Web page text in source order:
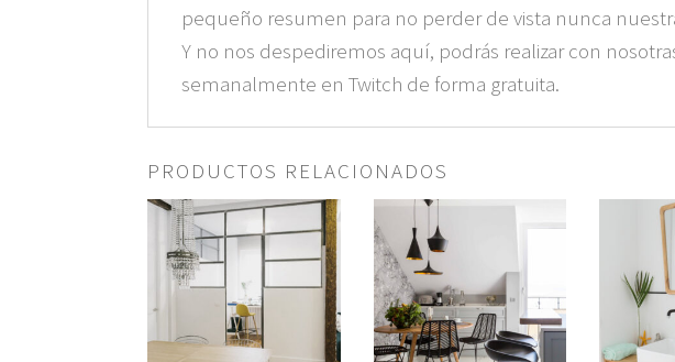
pequeño resumen para no perder de vista nunca
Y no nos despediremos aquí, podrás realizar con
semanalmente en Twitch de forma gratuita.
PRODUCTOS RELACIONADOS